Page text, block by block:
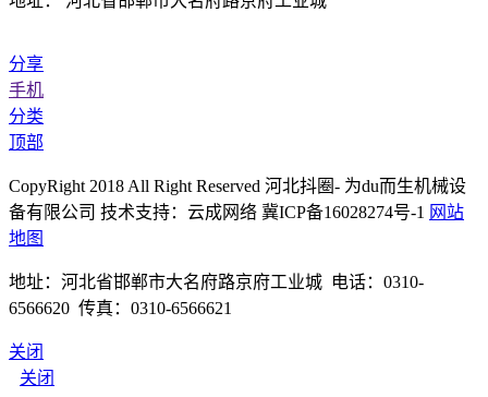
分享
手机
分类
顶部
CopyRight 2018 All Right Reserved 河北抖圈- 为du而生机械设
备有限公司 技术支持：云成网络 冀ICP备16028274号-1 网站
地图
地址：河北省邯郸市大名府路京府工业城 电话：0310-
6566620 传真：0310-6566621
关闭
关闭